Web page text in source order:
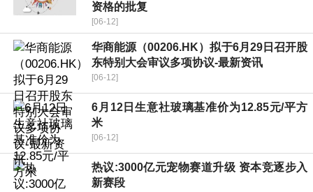
资格的批复
[06-12]
华商能源（00206.HK）拟于6月29日召开股
东特别大会审议多项协议-最新资讯
[06-12]
6月12日生意社玻璃基准价为12.85元/平方
米
[06-12]
热议:3000亿元宠物赛道升级 资本竞逐步入
新赛段